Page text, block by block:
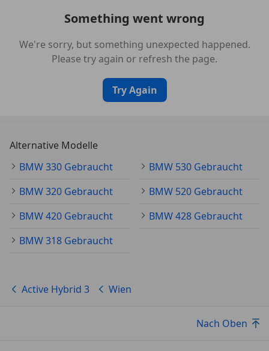
* Außenspiegel elektr. verstellbar
* LED-Nebelscheinwerfer
* LED-Tagfahrlicht
* Auffahrwarnsystem mit Bremsfunktion
* Beifahrerairbag
* Fahrerairbag
* Kopfairbag
* Reifendruckkontrollsystem
* Wegfahrsperre
Something went wrong
We're sorry, but something unexpected happened.
Please try again or refresh the page.
Try Again
Alternative Modelle
BMW 330 Gebraucht
BMW 530 Gebraucht
BMW 320 Gebraucht
BMW 520 Gebraucht
BMW 420 Gebraucht
BMW 428 Gebraucht
BMW 318 Gebraucht
Active Hybrid 3 Wien
Nach Oben